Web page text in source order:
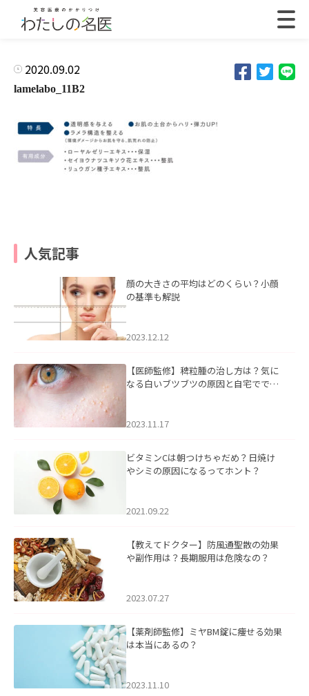
2020.09.02
lamelabo_11B2
人気記事
顔の大きさの平均はどのくらい？小顔
の基準も解説
2023.12.12
【医師監修】稗粒腫の治し方は？気に
なる白いブツブツの原因と自宅ででき
2023.11.17
ビタミンCは朝つけちゃだめ？日焼け
やシミの原因になるってホント？
2021.09.22
【教えてドクター】防風通聖散の効果
や副作用は？長期服用は危険なの？
2023.07.27
【薬剤師監修】ミヤBM錠に痩せる効果
は本当にあるの？
2023.11.10